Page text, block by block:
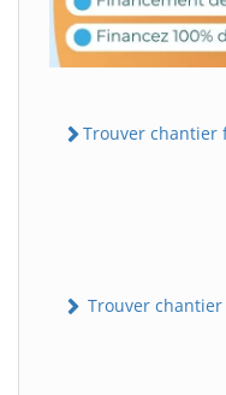
Trouver chantier
Trouver